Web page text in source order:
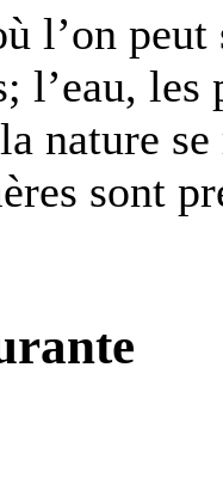
l’on
l’eau,
nature
sont